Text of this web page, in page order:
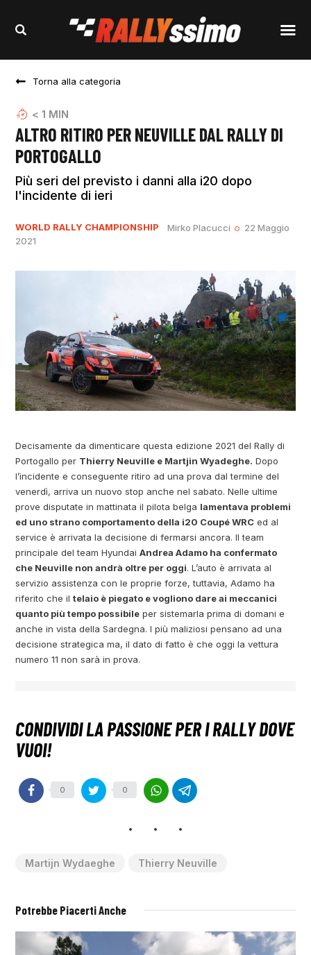
Torna alla categoria
< 1 MIN
ALTRO RITIRO PER NEUVILLE DAL RALLY DI
PORTOGALLO
Più seri del previsto i danni alla i20 dopo
l'incidente di ieri
WORLD RALLY CHAMPIONSHIP Mirko Placucci
22 Maggio
2021
Decisamente da dimenticare questa edizione 2021 del Rally di
Portogallo per Thierry Neuville e Martjin Wyadeghe. Dopo
l’incidente e conseguente ritiro ad una prova dal termine del
venerdì, arriva un nuovo stop anche nel sabato. Nelle ultime
prove disputate in mattinata il pilota belga lamentava problemi
ed uno strano comportamento della i20 Coupé WRC ed al
service è arrivata la decisione di fermarsi ancora. Il team
principale del team HyundaiAndrea Adamo ha confermato
che Neuville non andrà oltre per oggi. L’auto è arrivata al
servizio assistenza con le proprie forze, tuttavia, Adamo ha
riferito che iltelaio è piegato e vogliono dare ai meccanici
quanto più tempo possibile per sistemarla prima di domani e
anche in vista della Sardegna. I più maliziosi pensano ad una
decisione strategica ma, il dato di fatto è che oggi la vettura
numero 11 non sarà in prova.
0 0
Martijn Wydaeghe Thierry Neuville
Potrebbe Piacerti Anche